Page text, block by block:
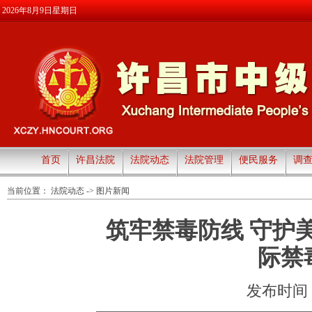
2026年8月9日星期日
首页 许昌法院 法院动态 法院管理 便民服务 调
当前位置： 法院动态 -> 图片新闻
筑牢禁毒防线 守
际禁
发布时间